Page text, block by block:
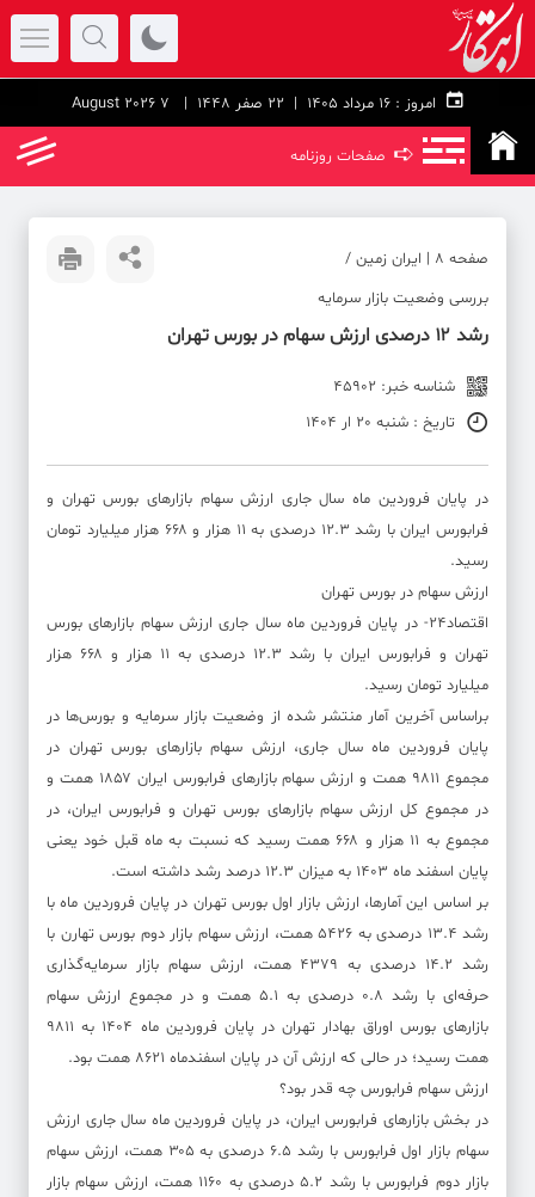
امروز : 22 صفر 1448 | 7 August 2026
➪ صفحات روزنامه
صفحه ۸ | ایران زمین /
بررسی وضعیت بازار سرمایه
رشد ۱۲ درصدی ارزش سهام در بورس تهران
شناسه خبر: 45902
تاریخ : شنبه 20 ار 1404
در پایان فروردین ماه سال جاری ارزش سهام بازار‌های بورس تهران و
فرابورس ایران با رشد ۱۲.۳ درصدی به ۱۱ هزار و ۶۶۸ هزار میلیارد تومان
رسید.
ارزش سهام در بورس تهران
اقتصاد۲۴- در پایان فروردین ماه سال جاری ارزش سهام بازار‌های بورس
تهران و فرابورس ایران با رشد ۱۲.۳ درصدی به ۱۱ هزار و ۶۶۸ هزار
میلیارد تومان رسید.
براساس آخرین آمار منتشر شده از وضعیت بازار سرمایه و بورس‌ها در
پایان فروردین ماه سال جاری، ارزش سهام بازار‌های بورس تهران در
مجموع ۹۸۱۱ همت و ارزش سهام بازار‌های فرابورس ایران ۱۸۵۷ همت و
در مجموع کل ارزش سهام بازار‌های بورس تهران و فرابورس ایران، در
مجموع به ۱۱ هزار و ۶۶۸ همت رسید که نسبت به ماه قبل خود یعنی
پایان اسفند ماه ۱۴۰۳ به میزان ۱۲.۳ درصد رشد داشته است.
بر اساس این آمارها، ارزش بازار اول بورس تهران در پایان فروردین ماه با
رشد ۱۳.۴ درصدی به ۵۴۲۶ همت، ارزش سهام بازار دوم بورس تهارن با
رشد ۱۴.۲ درصدی به ۴۳۷۹ همت، ارزش سهام بازار سرمایه‌گذاری
حرفه‌ای با رشد ۰.۸ درصدی به ۵.۱ همت و در مجموع ارزش سهام
بازار‌های بورس اوراق بهادار تهران در پایان فروردین ماه ۱۴۰۴ به ۹۸۱۱
همت رسید؛ در حالی که ارزش آن در پایان اسفندماه ۸۶۲۱ همت بود.
ارزش سهام فرابورس چه قدر بود؟
در بخش بازار‌های فرابورس ایران، در پایان فروردین ماه سال جاری ارزش
سهام بازار اول فرابورس با رشد ۶.۵ درصدی به ۳۰۵ همت، ارزش سهام
بازار دوم فرابورس با رشد ۵.۲ درصدی به ۱۱۶۰ همت، ارزش سهام بازار